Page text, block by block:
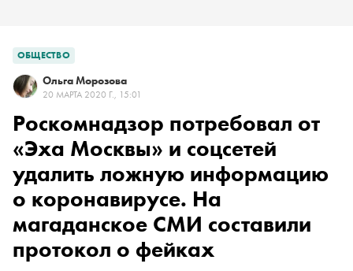
ОБЩЕСТВО
Ольга Морозова
20 МАРТА 2020 Г., 15:01
Роскомнадзор потребовал от
«Эха Москвы» и соцсетей
удалить ложную информацию
о коронавирусе. На
магаданское СМИ составили
протокол о фейках